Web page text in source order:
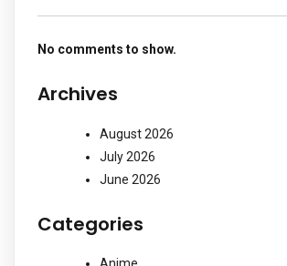
No comments to show.
Archives
August 2026
July 2026
June 2026
Categories